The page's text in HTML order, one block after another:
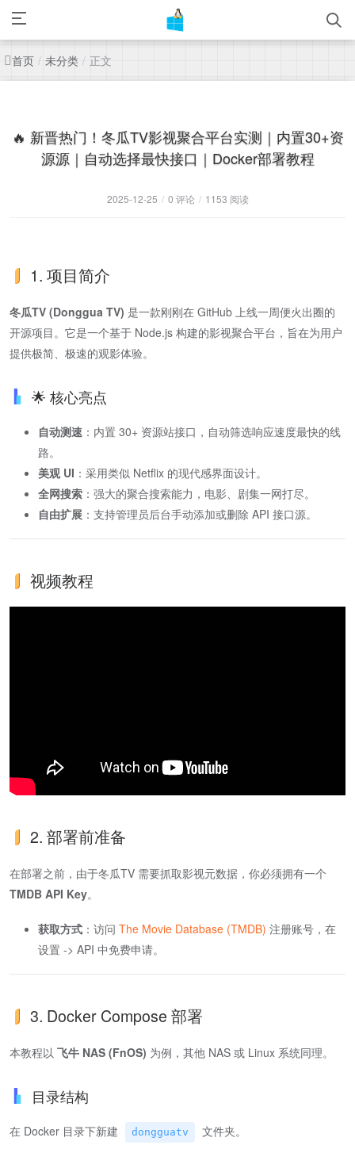
首页 / 未分类 / 正文
🔥 新晋热门！冬瓜TV影视聚合平台实测｜内置30+资
源源｜自动选择最快接口｜Docker部署教程
2025-12-25 / 0 评论 / 1153 阅读
1. 项目简介
冬瓜TV (Donggua TV) 是一款刚刚在 GitHub 上线一周便火出圈的
开源项目。它是一个基于 Node.js 构建的影视聚合平台，旨在为用户
提供极简、极速的观影体验。
🌟 核心亮点
自动测速 ：内置 30+ 资源站接口，自动筛选响应速度最快的线
路。
美观 UI ：采用类似 Netflix 的现代感界面设计。
全网搜索 ：强大的聚合搜索能力，电影、剧集一网打尽。
自由扩展 ：支持管理员后台手动添加或删除 API 接口源。
视频教程
2. 部署前准备
在部署之前，由于冬瓜TV 需要抓取影视元数据，你必须拥有一个
TMDB API Key。
获取方式 ：访问 The Movie Database (TMDB) 注册账号，在
设置 -> API 中免费申请。
3. Docker Compose 部署
本教程以 飞牛 NAS (FnOS) 为例，其他 NAS 或 Linux 系统同理。
目录结构
在 Docker 目录下新建 dongguatv 文件夹。